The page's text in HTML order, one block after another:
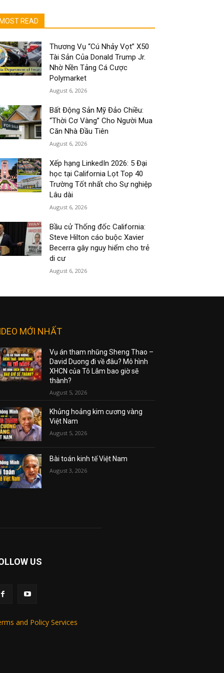
MOST READ
Thương Vụ “Cú Nhảy Vọt” X50
Tài Sản Của Donald Trump Jr.
Nhờ Nền Tảng Cá Cược
Polymarket
August 6, 2026
Bất Động Sản Mỹ Đảo Chiều:
“Thời Cơ Vàng” Cho Người Mua
Căn Nhà Đầu Tiên
August 6, 2026
Xếp hạng LinkedIn 2026: 5 Đại
học tại California Lọt Top 40
Trường Tốt nhất cho Sự nghiệp
Lâu dài
August 6, 2026
Bầu cử Thống đốc California:
Steve Hilton cáo buộc Xavier
Becerra gây nguy hiểm cho trẻ
di cư
August 6, 2026
MỚI NHẤT
Vụ án tham nhũng Sheng Thao –
David Duong đi về đâu? Mô hình
XHCN của Tô Lâm bao giờ sẽ
thành?
August 5, 2026
Khủng hoảng kim cương vàng
Việt Nam
August 5, 2026
Bài toán kinh tế Việt Nam
August 3, 2026
US
and Policy Services